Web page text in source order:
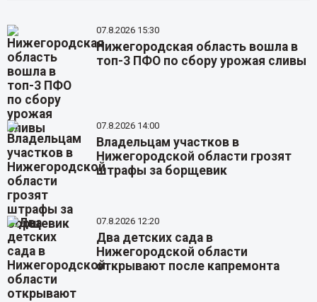
07.8.2026 15:30
Нижегородская область вошла в
топ-3 ПФО по сбору урожая сливы
07.8.2026 14:00
Владельцам участков в
Нижегородской области грозят
штрафы за борщевик
07.8.2026 12:20
Два детских сада в
Нижегородской области
открывают после капремонта